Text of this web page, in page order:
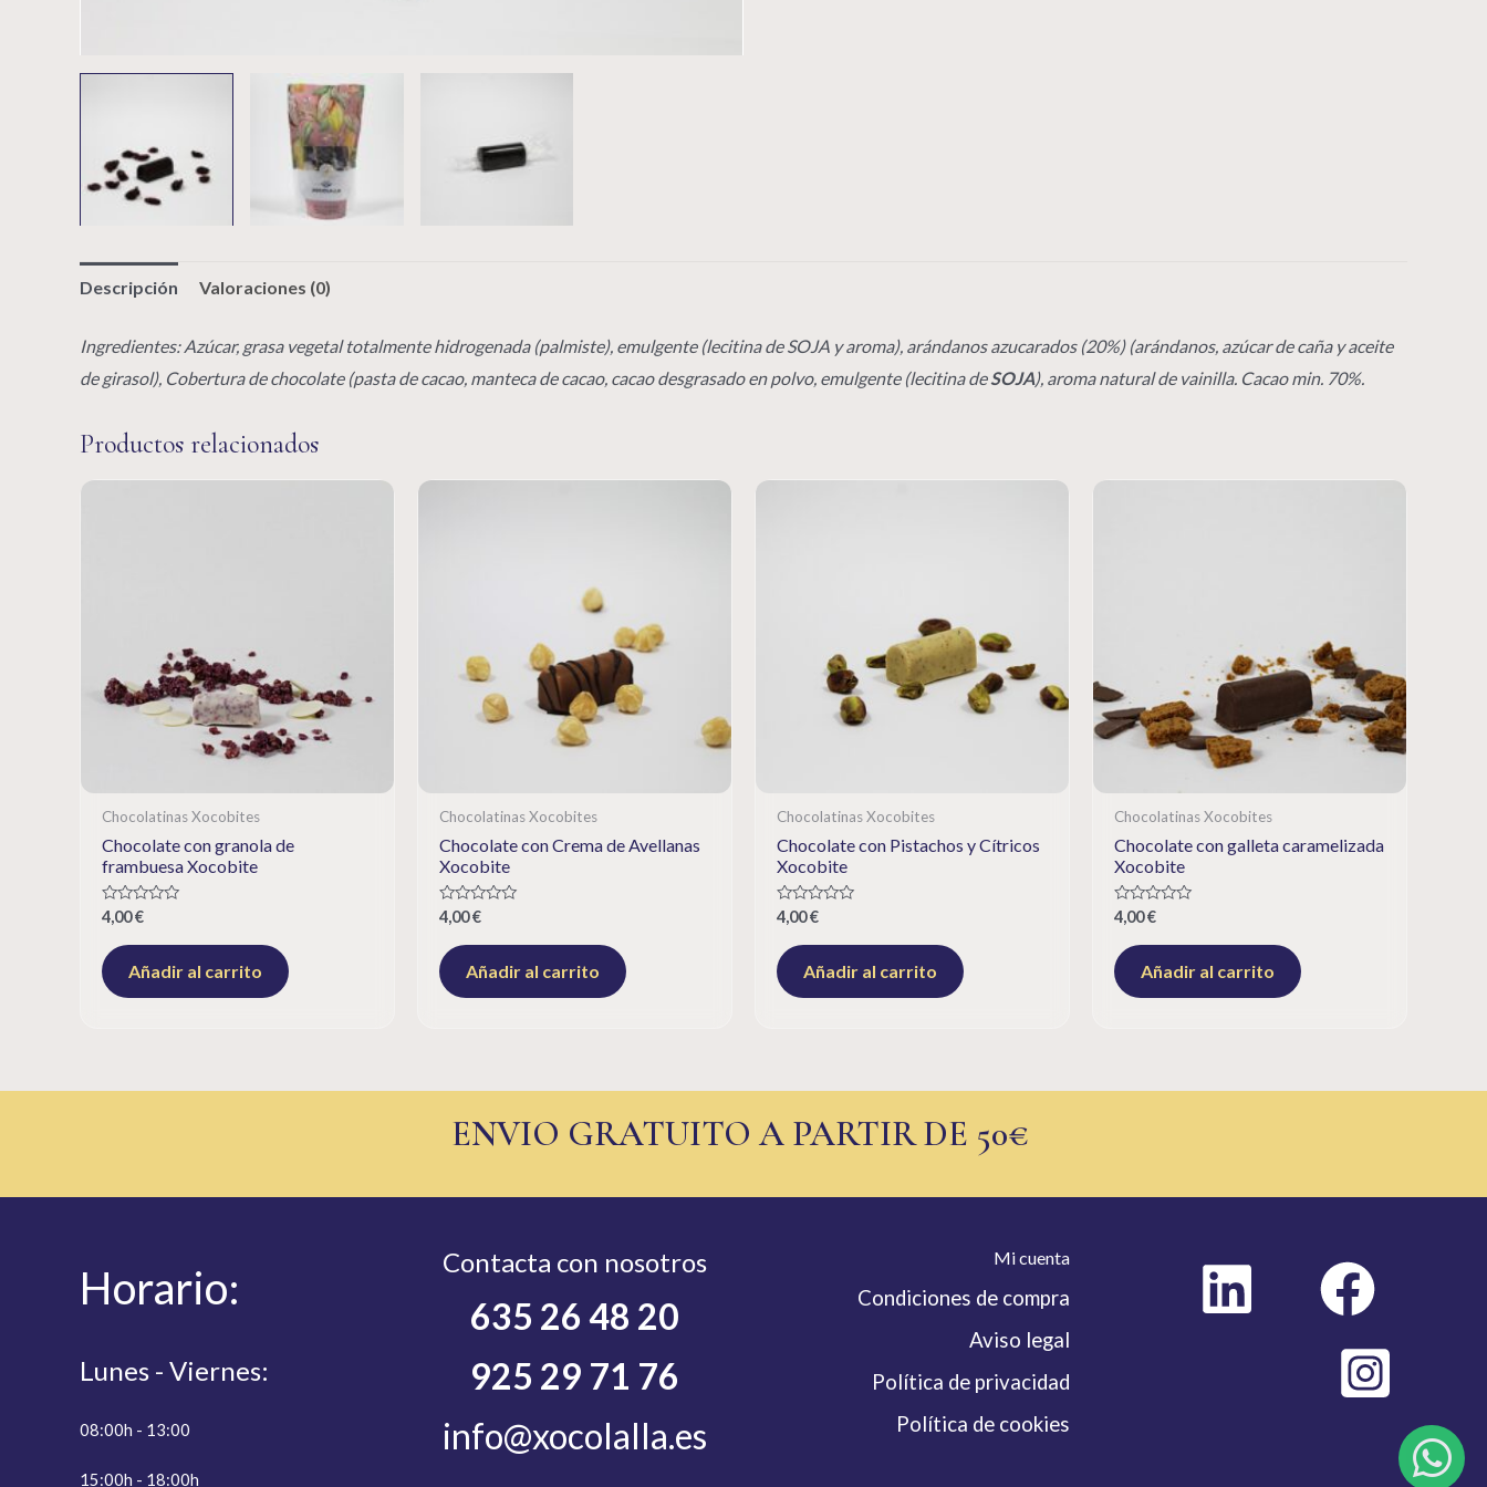
Descripción Valoraciones (0)
Ingredientes: Azúcar, grasa vegetal totalmente hidrogenada (palmiste), emulgente (lecitina de SOJA y aroma), arándanos azucarados (20%) (arándanos, azúcar de caña y aceite
de girasol), Cobertura de chocolate (pasta de cacao, manteca de cacao, cacao desgrasado en polvo, emulgente (lecitina deSOJA), aroma natural de vainilla. Cacao min. 70%.
Productos relacionados
Chocolatinas Xocobites
Chocolate con granola de
frambuesa Xocobite
Rated
out
of
5
4,00€
Añadir al carrito
Chocolatinas Xocobites
Chocolate con Crema de Avellanas
Xocobite
Rated
out
of
5
4,00€
Añadir al carrito
Chocolatinas Xocobites
Chocolate con Pistachos y Cítricos
Xocobite
Rated
out
of
5
4,00€
Añadir al carrito
Chocolatinas Xocobites
Chocolate con galleta caramelizada
Xocobite
Rated
out
of
5
4,00€
Añadir al carrito
ENVIO GRATUITO A PARTIR DE 50€
Horario:
Lunes - Viernes:
08:00h - 13:00
15:00h - 18:00h
Contacta con nosotros
635 26 48 20
925 29 71 76
info@xocolalla.es
Mi cuenta
Condiciones de compra
Aviso legal
Política de privacidad
Política de cookies